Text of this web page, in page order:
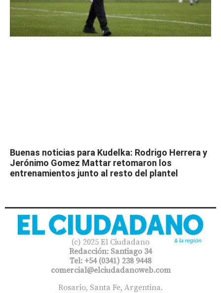
Buenas noticias para Kudelka: Rodrigo Herrera y
Jerónimo Gomez Mattar retomaron los
entrenamientos junto al resto del plantel
(c) 2025 El Ciudadano
Redacción: Santiago 34
Tel: +54 (0341) 238 9448
comercial@elciudadanoweb.com​
Rosario, Santa Fe, Argentina.